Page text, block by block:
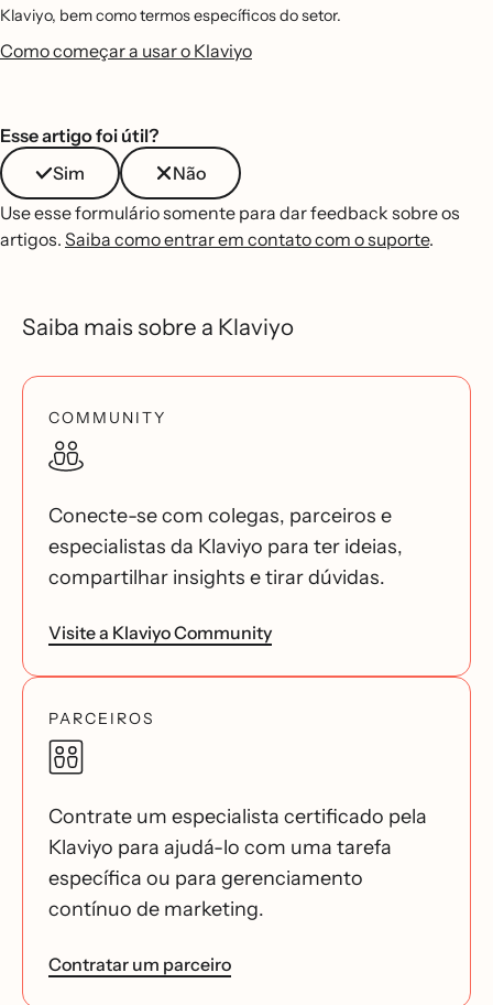
Klaviyo, bem como termos específicos do setor.
Como começar a usar o Klaviyo
Esse artigo foi útil?
Sim
Não
Use esse formulário somente para dar feedback sobre os
artigos. Saiba como entrar em contato com o suporte.
Saiba mais sobre a Klaviyo
COMMUNITY
Conecte-se com colegas, parceiros e
especialistas da Klaviyo para ter ideias,
compartilhar insights e tirar dúvidas.
Visite a Klaviyo Community
PARCEIROS
Contrate um especialista certificado pela
Klaviyo para ajudá-lo com uma tarefa
específica ou para gerenciamento
contínuo de marketing.
Contratar um parceiro